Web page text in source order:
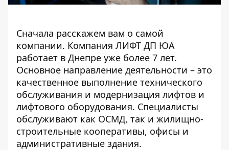
Сначала расскажем вам о самой
компании. Компания ЛИФТ ДП ЮА
работает в Днепре уже более 7 лет.
Основное направление деятельности – это
качественное выполнение технического
обслуживания и модернизация лифтов и
лифтового оборудования. Специалисты
обслуживают как ОСМД, так и жилищно-
строительные кооперативы, офисы и
административные здания.